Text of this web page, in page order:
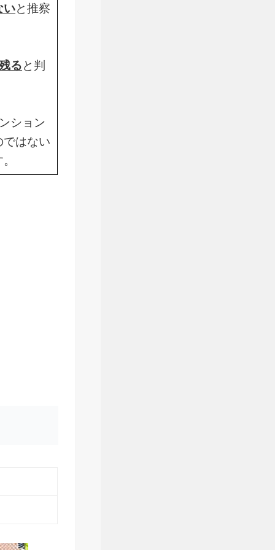
いと推察
ると判
ション
はない